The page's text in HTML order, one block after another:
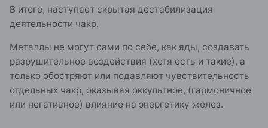
В итоге, наступает скрытая дестабилизация
деятельности чакр.
Металлы не могут сами по себе, как яды, создавать
разрушительное воздействия (хотя есть и такие), а
только обостряют или подавляют чувствительность
отдельных чакр, оказывая оккультное, (гармоничное
или негативное) влияние на энергетику желез.